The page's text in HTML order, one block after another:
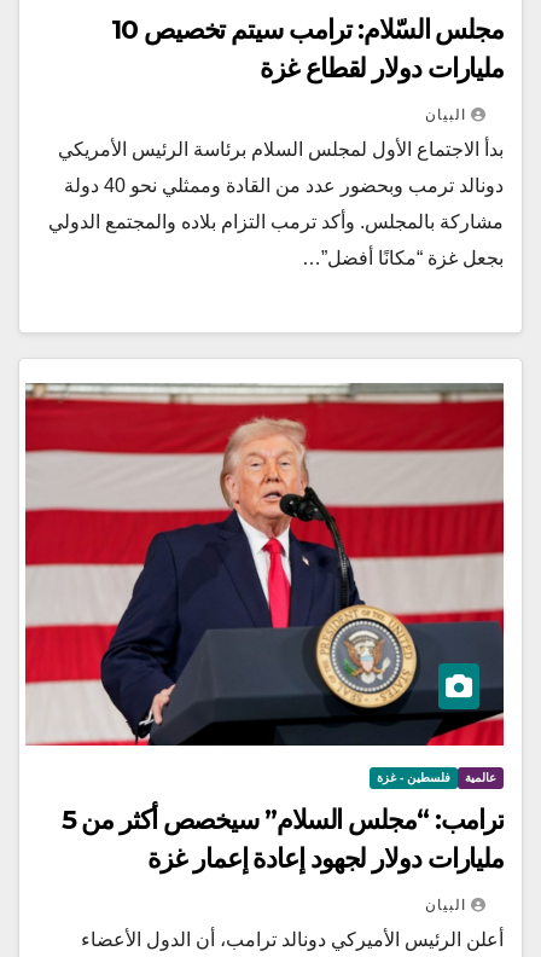
مجلس السّلام: ترامب سيتم تخصيص 10
مليارات دولار لقطاع غزة
البيان
بدأ الاجتماع الأول لمجلس السلام برئاسة الرئيس الأمريكي
دونالد ترمب وبحضور عدد من القادة وممثلي نحو 40 دولة
مشاركة بالمجلس. وأكد ترمب التزام بلاده والمجتمع الدولي
بجعل غزة “مكانًا أفضل”…
عالمية فلسطين - غزة
ترامب: “مجلس السلام” سيخصص أكثر من 5
مليارات دولار لجهود إعادة إعمار غزة
البيان
أعلن الرئيس الأميركي دونالد ترامب، أن الدول الأعضاء